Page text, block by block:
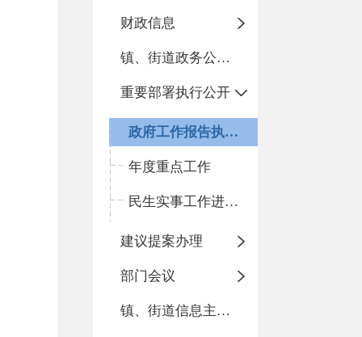
财政信息
镇、街道政务公开标准化目录
重要部署执行公开
政府工作报告执行落实情况
年度重点工作
民生实事工作进展情况
建议提案办理
部门会议
镇、街道信息主动公开基本目录